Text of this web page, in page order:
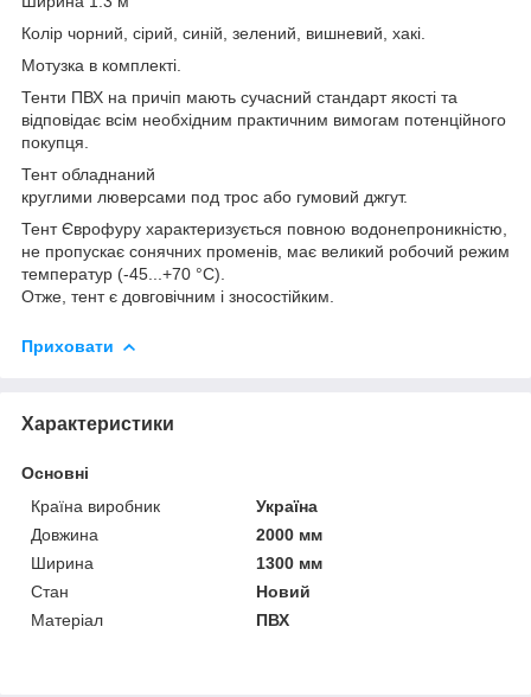
Колір чорний, сірий, синій, зелений, вишневий, хакі.
Мотузка в комплекті.
Тенти ПВХ на причіп мають сучасний стандарт якості та
відповідає всім необхідним практичним вимогам потенційного
покупця.
Тент обладнаний
круглими люверсами под трос або гумовий джгут.
Тент Єврофуру характеризується повною водонепроникністю,
не пропускає сонячних променів, має великий робочий режим
температур (-45...+70 °C).
Отже, тент є довговічним і зносостійким.
Приховати
Характеристики
Основні
Країна виробник
Україна
Довжина
2000 мм
Ширина
1300 мм
Стан
Новий
Матеріал
ПВХ